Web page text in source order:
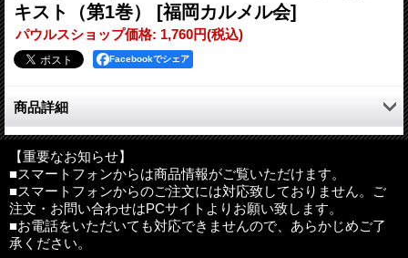
キスト（第1巻） [福岡カルメル会]
パウルスショップ価格: 1,760円(税込)
Facebookでシェア
商品詳細
この手作りの本は、社会のなかで、祈りを深め、内的生活を通し
て福音を生きたい方々のささやかな手引きともなればと念じて始
められたものです。（巻末より）
●目次
第1部 神との出会いに向かう人間
1.人間に向かって
【重要なお知らせ】
■スマートフォンからは商品情報がご覧いただけます。
■スマートフォンからのご注文には対応致しておりません。ご
注文・お問い合わせはPCサイトよりお願い致します。
■お電話をいただいても対応できませんので、あらかじめご了
承ください。